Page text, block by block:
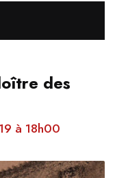
des
à 18h00